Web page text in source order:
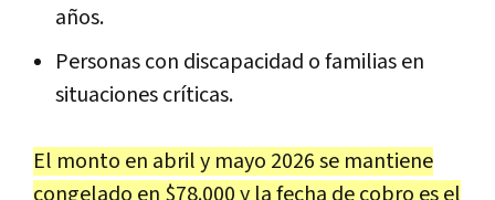
años.
Personas con discapacidad o familias en
situaciones críticas.
El monto en abril y mayo 2026 se mantiene